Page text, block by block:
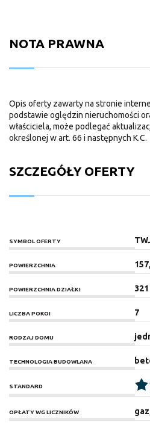
NOTA PRAWNA
Opis oferty zawarty na stronie
podstawie oględzin nieruchomości
właściciela, może podlegać
określonej w art. 66 i następnych K.C.
SZCZEGÓŁY OFERTY
SYMBOL OFERTY
POWIERZCHNIA
POWIERZCHNIA DZIAŁKI 321
LICZBA POKOI 7
RODZAJ DOMU
TECHNOLOGIA BUDOWLANA
STANDARD
OPŁATY WG LICZNIKÓW